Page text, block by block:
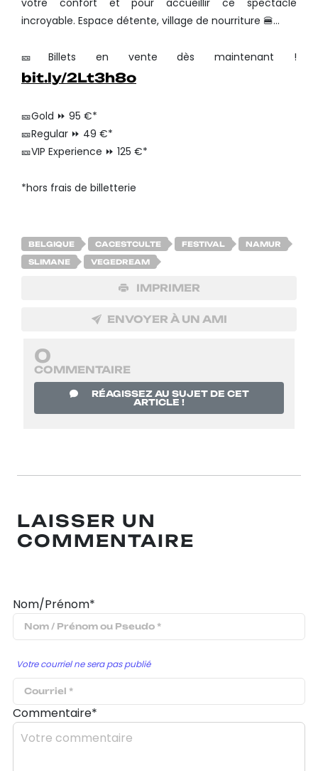
incroyable. Espace détente, village de nourriture 🍔…
🎫Billets en vente dès maintenant !
bit.ly/2Lt3h8o
🎫Gold ⏩ 95 €*
🎫Regular ⏩ 49 €*
🎫VIP Experience ⏩ 125 €*
*hors frais de billetterie
BELGIQUE CACESTCULTE FESTIVAL NAMUR
SLIMANE VEGEDREAM
IMPRIMER
ENVOYER À UN AMI
0
COMMENTAIRE
RÉAGISSEZ AU SUJET DE CET
ARTICLE !
LAISSER UN
COMMENTAIRE
Nom/Prénom*
Votre courriel ne sera pas publié
Commentaire*